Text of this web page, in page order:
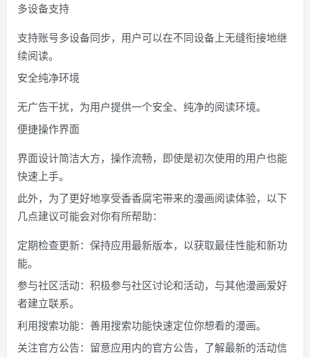
多设备支持
支持账号多设备同步，用户可以在不同设备上无缝衔接地继
续阅读。
安全纯净环境
无广告干扰，为用户提供一个安全、纯净的阅读环境。
便捷操作界面
界面设计简洁大方，操作流畅，即使是初次使用的用户也能
快速上手。
此外，为了更好地享受香香腐宅带来的漫画阅读体验，以下
几点建议可能会对你有所帮助：
定期检查更新：保持应用最新版本，以获取最佳性能和新功
能。
参与社区活动：积极参与社区讨论和活动，与其他漫画爱好
者建立联系。
利用搜索功能：善用搜索功能快速定位你想看的漫画。
关注官方公告：留意应用内的官方公告，了解最新的活动信